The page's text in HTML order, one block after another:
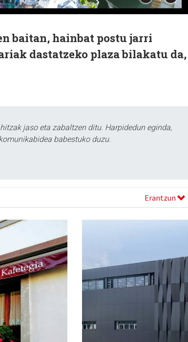
baitan, hainbat postu jarri
dastatzeko plaza bilakatu da,
jaso eta zabaltzen ditu. Harpidedun eginda,
babestuko duzu.
Erantzun